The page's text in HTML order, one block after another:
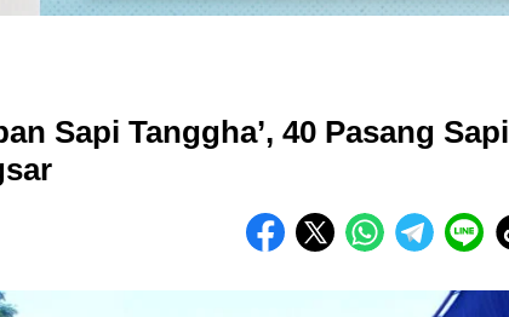
Sapi Tanggha’, 40 Pasang Sapi